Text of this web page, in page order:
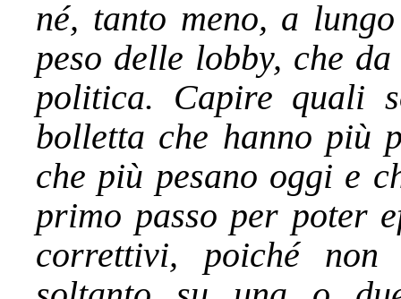
né, tanto meno, a
peso delle lobby, che
politica. Capire quali
bolletta che hanno più
che più pesano oggi e
primo passo per poter
correttivi, poiché